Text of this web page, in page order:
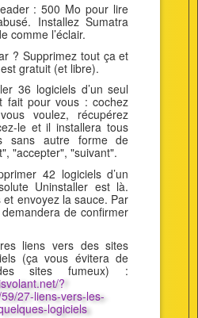
: 500 Mo pour lire
Installez Sumatra
comme l’éclair.
? Supprimez tout ça et
gratuit (et libre).
36 logiciels d’un seul
fait pour vous : cochez
voulez, récupérez
le et il installera tous
sans autre forme de
"accepter", "suivant".
42 logiciels d’un
Uninstaller est là.
envoyez la sauce. Par
de confirmer
liens vers des sites
(ça vous évitera de
sites fumeux) :
?
27-liens-vers-les-
logiciels